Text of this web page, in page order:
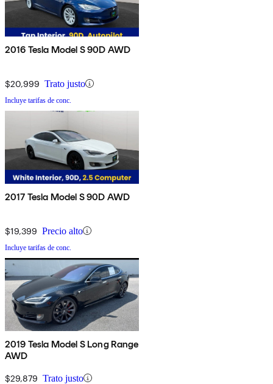
2016 Tesla Model S 90D AWD
$20,999 Trato justo
Incluye tarifas de conc.
2017 Tesla Model S 90D AWD
$19,399 Precio alto
Incluye tarifas de conc.
2019 Tesla Model S Long Range
AWD
$29,879 Trato justo